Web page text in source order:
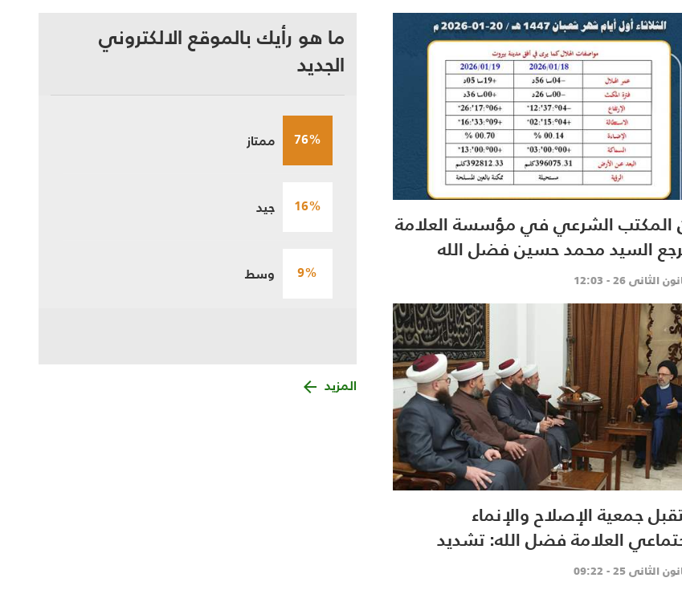
المكتب الشرعي في مؤسسة العلامة
السيد محمد حسين فضل الله
في تحديد بداية شهر شعبان لعام
جمعية الإصلاح والإنماء
العلامة فضل الله: تشديد
لانسحاب العدو ورفض الشعارات
ما هو رأيك بالموقع الالكتروني
الجديد
76% ممتاز
16% جيد
9% وسط
المزيد